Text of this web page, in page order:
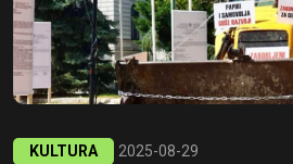
KULTURA 2025-08-29